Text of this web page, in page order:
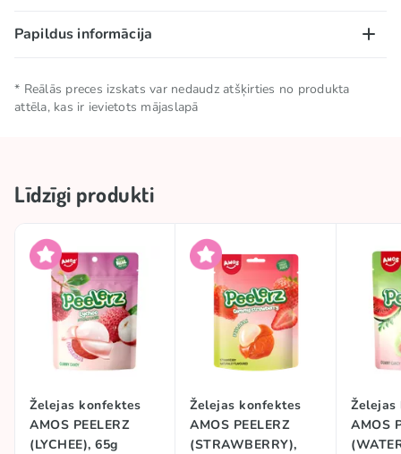
Papildus informācija
Neto daudzums 0.065 KG
Kolekcijas
Izcelsmes valsts Ķīna
TOP
Zīmols AMOS
#trend PEELABLE CANDY
* Reālās preces izskats var nedaudz atšķirties no produkta
attēla, kas ir ievietots mājaslapā
Līdzīgi produkti
Želejas konfektes
AMOS PEELERZ
(LYCHEE), 65g
Želejas konfektes
AMOS PEELERZ
(STRAWBERRY),
Želejas
AMOS